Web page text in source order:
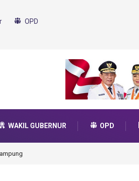
OPD
WAKIL GUBERNUR OPD
Transformasi 2025